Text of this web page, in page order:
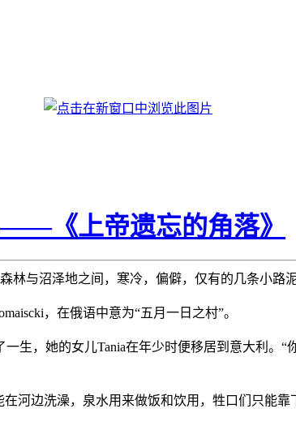
《上帝遗忘的角落》
林与沼泽地之间，寒冷，偏僻，仅有的几条小路
，在俄语中意为“五月一日之村”。
，她的女儿Tania在年少时便移居到意大利。“
河边洗澡，泉水用来做饭和饮用，牲口们只能